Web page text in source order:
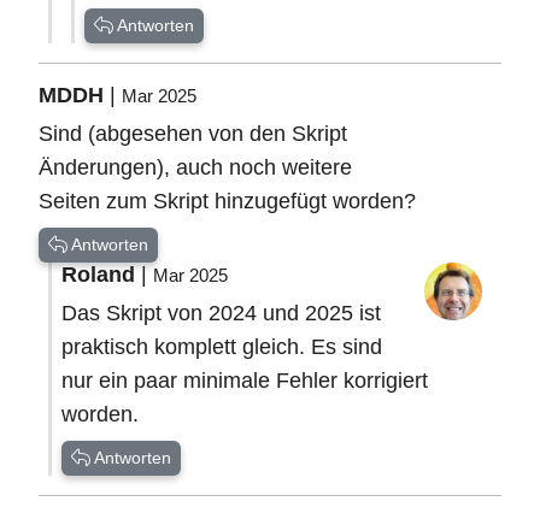
Antworten
MDDH Mar 2025
Sind (abgesehen von den Skript
Änderungen), auch noch weitere
Seiten zum Skript hinzugefügt worden?
Antworten
Roland| Mar 2025
Das Skript von 2024 und 2025 ist
praktisch komplett gleich. Es sind
nur ein paar minimale Fehler korrigiert
worden.
Antworten